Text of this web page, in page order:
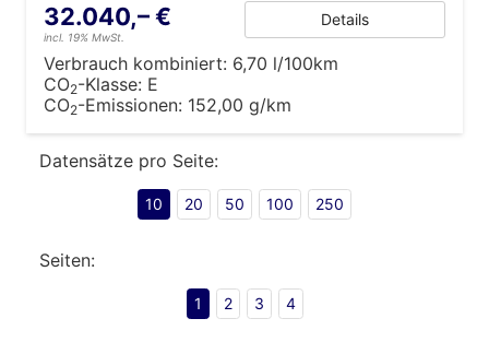
32.040,– €
incl. 19% MwSt.
Details
Verbrauch kombiniert: 6,70 l/100km
CO2-Klasse: E
CO2-Emissionen: 152,00 g/km
Datensätze pro Seite:
10 20 50 100 250
Seiten:
1 2 3 4